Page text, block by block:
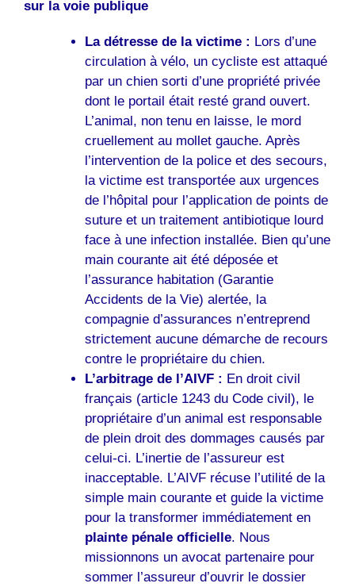
sur la voie publique
La détresse de la victime : Lors d’une
circulation à vélo, un cycliste est attaqué
par un chien sorti d’une propriété privée
dont le portail était resté grand ouvert.
L’animal, non tenu en laisse, le mord
cruellement au mollet gauche. Après
l’intervention de la police et des secours,
la victime est transportée aux urgences
de l’hôpital pour l’application de points de
suture et un traitement antibiotique lourd
face à une infection installée. Bien qu’une
main courante ait été déposée et
l’assurance habitation (Garantie
Accidents de la Vie) alertée, la
compagnie d’assurances n’entreprend
strictement aucune démarche de recours
contre le propriétaire du chien.
L’arbitrage de l’AIVF : En droit civil
français (article 1243 du Code civil), le
propriétaire d’un animal est responsable
de plein droit des dommages causés par
celui-ci. L’inertie de l’assureur est
inacceptable. L’AIVF récuse l’utilité de la
simple main courante et guide la victime
pour la transformer immédiatement en
plainte pénale officielle. Nous
missionnons un avocat partenaire pour
sommer l’assureur d’ouvrir le dossier